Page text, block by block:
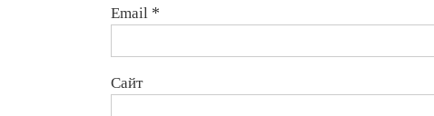
Email *
Сайт